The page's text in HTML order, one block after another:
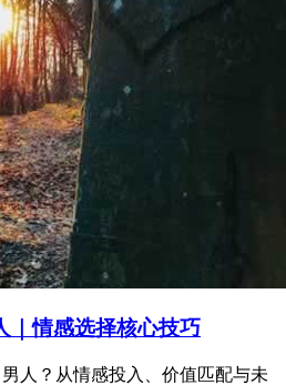
｜情感选择核心技巧
人？从情感投入、价值匹配与未